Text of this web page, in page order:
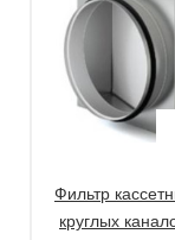
Фильтр
круглых